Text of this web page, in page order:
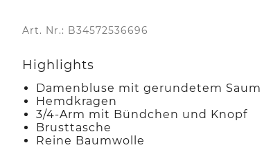
Art. Nr.: B34572536696
Highlights
Damenbluse mit gerundetem Saum
Hemdkragen
3/4-Arm mit Bündchen und Knopf
Brusttasche
Reine Baumwolle